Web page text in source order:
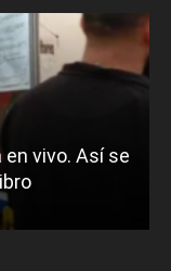
vivo. Así se